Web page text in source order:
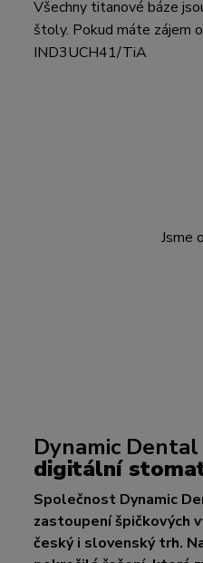
Všechny titanové báze
štoly. Pokud máte zájem
IND3UCH41/TiA
Jsme
Dynamic Dental
digitální
Společnost Dynamic
zastoupení špičkových
český i slovenský trh.